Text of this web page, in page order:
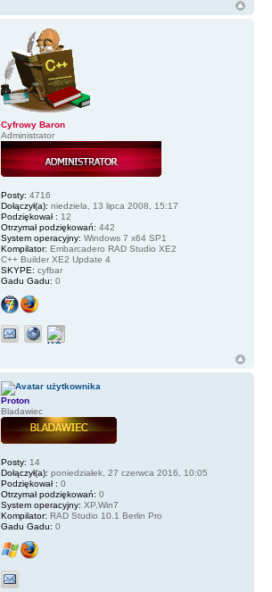
Cyfrowy Baron
Administrator
Posty: 4716
Dołączył(a): niedziela, 13 lipca 2008, 15:17
Podziękował : 12
Otrzymał podziękowań: 442
System operacyjny: Windows 7 x64 SP1
Kompilator: Embarcadero RAD Studio XE2
C++ Builder XE2 Update 4
SKYPE: cyfbar
Gadu Gadu: 0
Proton
Bladawiec
Posty: 14
Dołączył(a): poniedziałek, 27 czerwca 2016, 10:05
Podziękował : 0
Otrzymał podziękowań: 0
System operacyjny: XP,Win7
Kompilator: RAD Studio 10.1 Berlin Pro
Gadu Gadu: 0